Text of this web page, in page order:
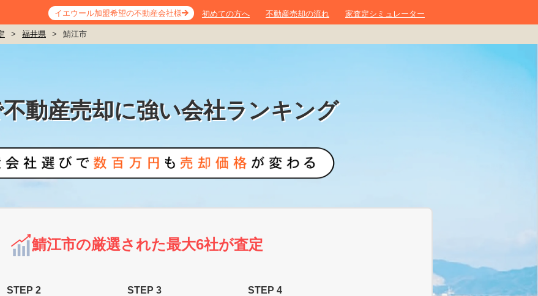
イエウール加盟希望の不動産会社様 初めての方へ 不動産売却の流れ 家査定シミュレーター
> 福井県 > 鯖江市
動産売却に強い会社ランキング
鯖江市の厳選された最大6社が査定
STEP 2 STEP 3 STEP 4